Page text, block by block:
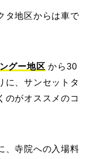
タ地区からは車で
グー地区 から30
に、サンセットタ
のがオススメのコ
、寺院への入場料